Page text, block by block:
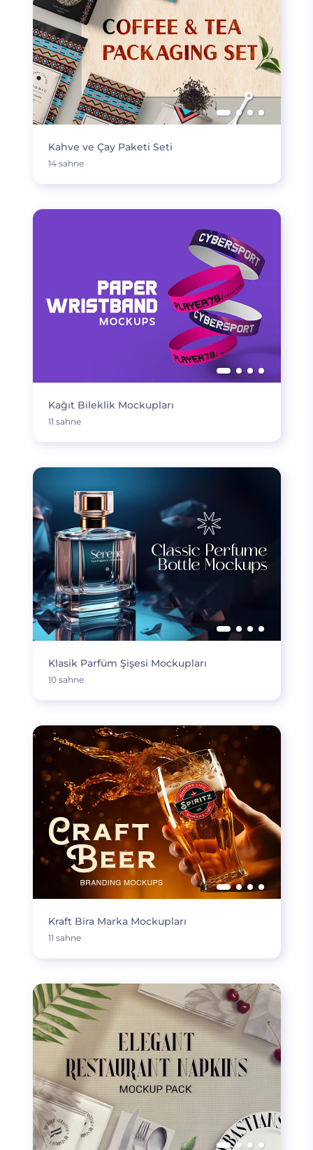
Kahve ve Çay Paketi Seti
14 sahne
Kağıt Bileklik Mockupları
11 sahne
Klasik Parfüm Şişesi Mockupları
10 sahne
Kraft Bira Marka Mockupları
11 sahne